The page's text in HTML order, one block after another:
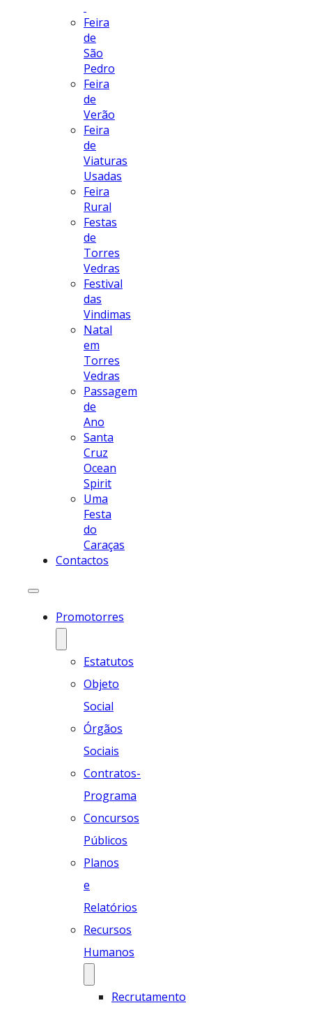
Feira
de
São
Pedro
Feira
de
Verão
Feira
de
Viaturas
Usadas
Feira
Rural
Festas
de
Torres
Vedras
Festival
das
Vindimas
Natal
em
Torres
Vedras
Passagem
de
Ano
Santa
Cruz
Ocean
Spirit
Uma
Festa
do
Caraças
Contactos
Promotorres
Estatutos
Objeto
Social
Órgãos
Sociais
Contratos-
Programa
Concursos
Públicos
Planos
e
Relatórios
Recursos
Humanos
Recrutamento